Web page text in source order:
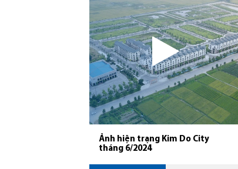
Ảnh hiện trạng Kim Do City
tháng 6/2024